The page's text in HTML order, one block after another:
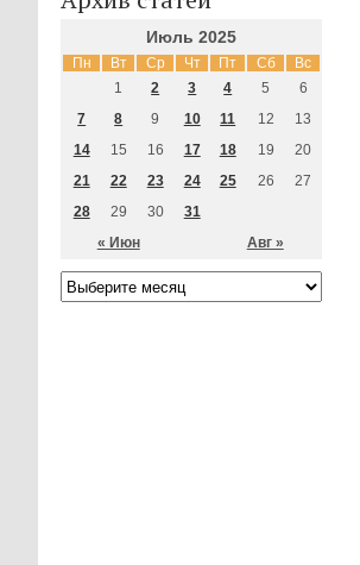
Июль 2025
Пн Вт Ср Чт Пт Сб Вс
« Июн Авг »
1 2 3 4 5
6
7
8 9 10 11 12
13
14
15 16 17 18 19
20
21
22 23 24 25 26
27
28
29 30 31